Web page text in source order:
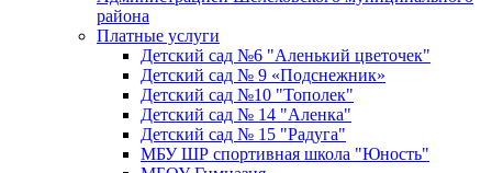
района
Платные услуги
Детский сад №6 "Аленький цветочек"
Детский сад № 9 «Подснежник»
Детский сад №10 "Тополек"
Детский сад № 14 "Аленка"
Детский сад № 15 "Радуга"
МБУ ШР спортивная школа "Юность"